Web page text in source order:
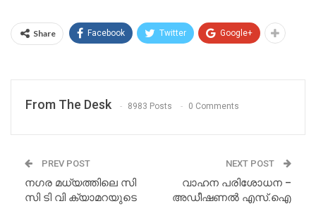
Share Facebook Twitter Google+
From The Desk 8983 Posts 0 Comments
PREV POST
നഗര മധ്യത്തിലെ സി
സി ടി വി ക്യാമറയുടെ
NEXT POST
വാഹന പരിശോധന –
അഡീഷണല്‍ എസ്.ഐ